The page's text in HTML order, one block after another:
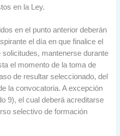
en la Ley.
en el punto anterior deberán
el día en que finalice el
mantenerse durante
el momento de la toma de
de resultar seleccionado, del
la convocatoria. A excepción
9), el cual deberá acreditarse
selectivo de formación